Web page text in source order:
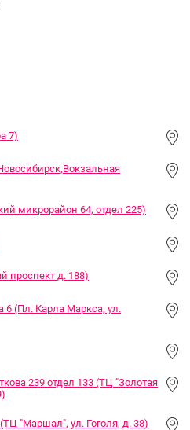
7)
микрорайон 64, отдел 225)
проспект д. 188)
(Пл. Карла Маркса, ул.
239 отдел 133 (ТЦ "Золотая
"Маршал", ул. Гоголя, д. 38)